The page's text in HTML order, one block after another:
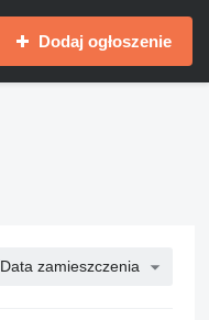
Dodaj ogłoszenie
Data zamieszczenia